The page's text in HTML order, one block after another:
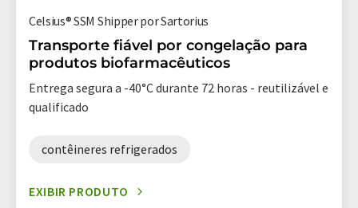
Celsius® SSM Shipper por Sartorius
Transporte fiável por congelação para
produtos biofarmacêuticos
Entrega segura a -40°C durante 72 horas - reutilizável e
qualificado
contêineres refrigerados
EXIBIR PRODUTO